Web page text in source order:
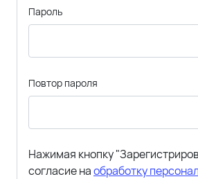
Пароль
Повтор пароля
Нажимая кнопку
согласие наобработку